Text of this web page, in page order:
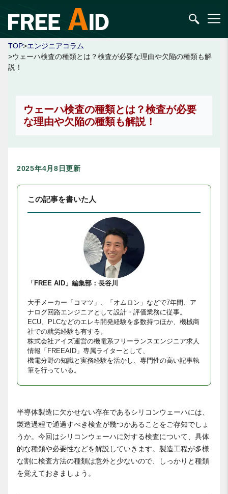
TOP>エンジニアコラム
>ウェーハ検査の種類とは？検査が必要な理由や欠陥の種類も解
説！
ウェーハ検査の種類とは？検査が必要
な理由や欠陥の種類も解説！
2025年4月8日更新
この記事を書いた人
「FREE AID」編集部：長谷川
大手メーカー「コマツ」、「オムロン」などで7年間、ア
ナログ回路エンジニアとして設計・評価業務に従事。
ECU、PLCなどのエレキ開発経験を多数持つほか、機械商
社での就労経験も有する。
株式会社アイズ運営の機電系フリーランスエンジニア求人
情報「FREEAID」専属ライターとして、
機電分野の知識と実務経験を活かし、専門性の高い記事執
筆を行っている。
半導体製造に欠かせない存在であるシリコンウェーハには、
製造過程で通過すべき検査が幾つかあることをご存知でしょ
うか。今回はシリコンウェーハに対する検査について、具体
的な種類や必要性などを解説していきます。製造工程が多様
な割に検査方法の種類は意外と少ないので、しっかりと種類
を覚えておきましょう。